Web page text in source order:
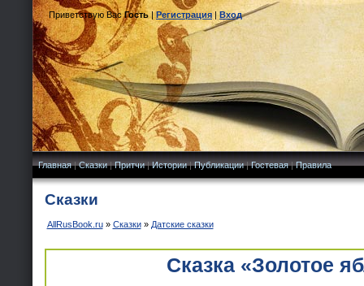
Приветствую Вас Гость|Регистрация|Вход
Главная|Сказки|Притчи|Истории|Публикации|Гостевая|Правила
Сказки
AllRusBook.ru» Сказки» Датские сказки
Сказка «Золотое